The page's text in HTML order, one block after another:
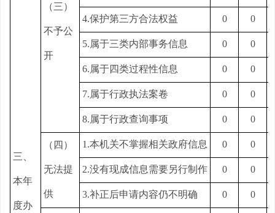
三、
本年
度办
（三）
不予公
开
4.保护第三方合法权益 0 0
5.属于三类内部事务信息 0 0
6.属于四类过程性信息 0 0
7.属于行政执法案卷 0 0
8.属于行政查询事项 0 0
（四）
无法提
供
1.本机关不掌握相关政府信息 0 0
2.没有现成信息需要另行制作 0 0
3.补正后申请内容仍不明确 0 0